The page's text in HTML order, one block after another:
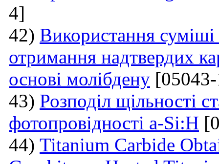
4]
42) Використання
отримання надтвердих
основі молібдену
43) Розподіл щільності
фотопровідності a-Si:H
44) Titanium Carbide